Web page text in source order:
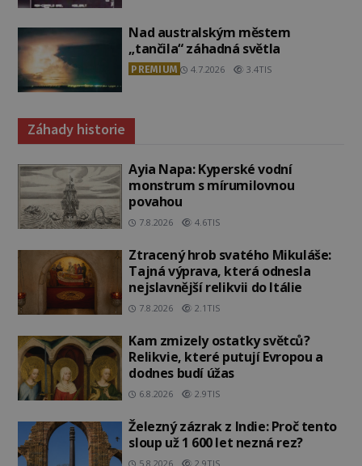
Nad australským městem
„tančila“ záhadná světla
PREMIUM 4.7.2026 3.4TIS
Záhady historie
Ayia Napa: Kyperské vodní
monstrum s mírumilovnou
povahou
7.8.2026 4.6TIS
Ztracený hrob svatého Mikuláše:
Tajná výprava, která odnesla
nejslavnější relikvii do Itálie
7.8.2026 2.1TIS
Kam zmizely ostatky světců?
Relikvie, které putují Evropou a
dodnes budí úžas
6.8.2026 2.9TIS
Železný zázrak z Indie: Proč tento
sloup už 1 600 let nezná rez?
5.8.2026 2.9TIS